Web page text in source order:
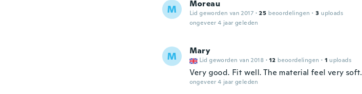
M Moreau
Lid geworden van 2017 · 25 beoordelingen · 3 uploads
ongeveer 4 jaar geleden
M Mary
Lid geworden van 2018 · 12 beoordelingen · 1 uploads
Very good. Fit well. The material feel very soft.
ongeveer 4 jaar geleden